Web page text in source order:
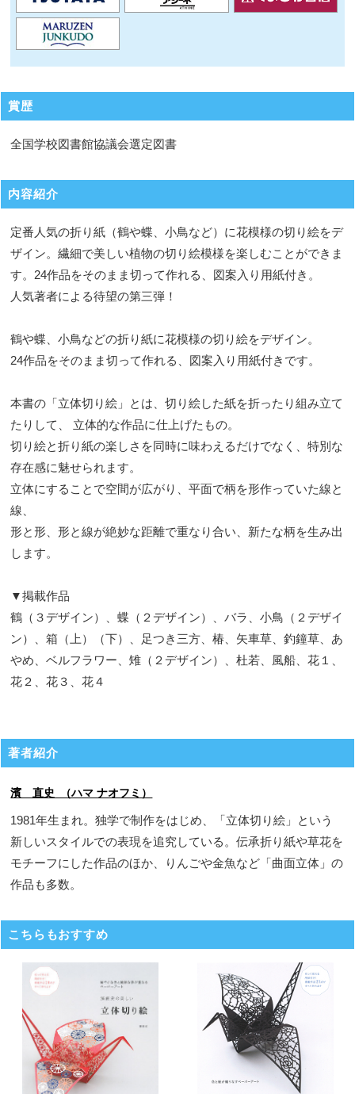
賞歴
全国学校図書館協議会選定図書
内容紹介
定番人気の折り紙（鶴や蝶、小鳥など）に花模様の切り絵をデ
ザイン。繊細で美しい植物の切り絵模様を楽しむことができま
す。24作品をそのまま切って作れる、図案入り用紙付き。
人気著者による待望の第三弾！
鶴や蝶、小鳥などの折り紙に花模様の切り絵をデザイン。
24作品をそのまま切って作れる、図案入り用紙付きです。
本書の「立体切り絵」とは、切り絵した紙を折ったり組み立て
たりして、 立体的な作品に仕上げたもの。
切り絵と折り紙の楽しさを同時に味わえるだけでなく、特別な
存在感に魅せられます。
立体にすることで空間が広がり、平面で柄を形作っていた線と
線、
形と形、形と線が絶妙な距離で重なり合い、新たな柄を生み出
します。
▼掲載作品
鶴（３デザイン）、蝶（２デザイン）、バラ、小鳥（２デザイ
ン）、箱（上）（下）、足つき三方、椿、矢車草、釣鐘草、あ
やめ、ベルフラワー、雉（２デザイン）、杜若、風船、花１、
花２、花３、花４
著者紹介
濱 直史 （ハマ ナオフミ）
1981年生まれ。独学で制作をはじめ、「立体切り絵」という
新しいスタイルでの表現を追究している。伝承折り紙や草花を
モチーフにした作品のほか、りんごや金魚など「曲面立体」の
作品も多数。
こちらもおすすめ